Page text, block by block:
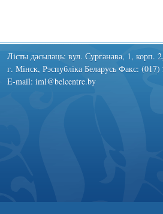
Лiсты дасылаць: вул. Сурганава, 1, корп.
г. Мінск, Рэспубліка Беларусь Факс:
E-mail: iml@belcentre.by